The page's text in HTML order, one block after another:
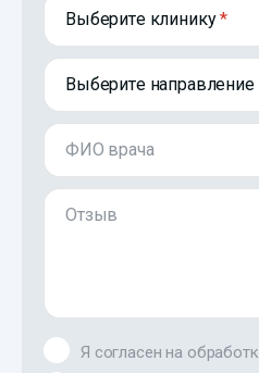
Выберите клинику
Выберите направление
ФИО врача
Отзыв
Я согласен на